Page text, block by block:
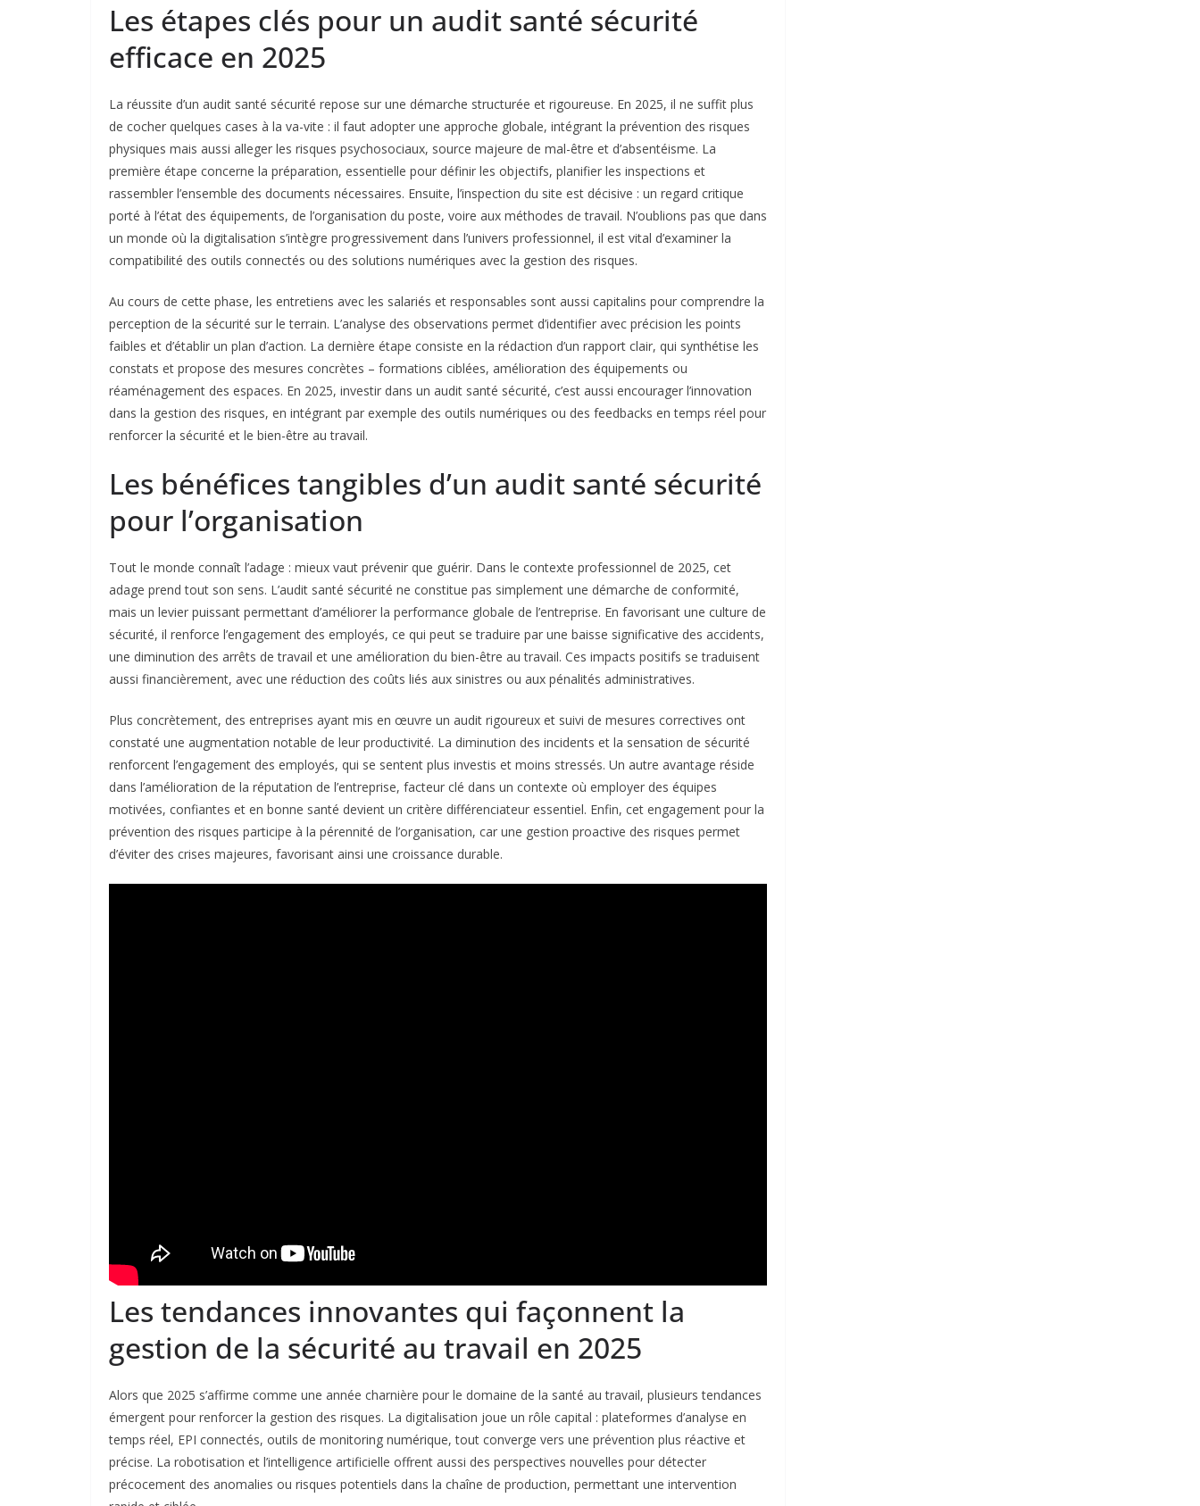
Les étapes clés pour un audit santé sécurité
efficace en 2025
La réussite d’un audit santé sécurité repose sur une démarche structurée et rigoureuse. En 2025, il ne suffit plus
de cocher quelques cases à la va-vite : il faut adopter une approche globale, intégrant la prévention des risques
physiques mais aussi alleger les risques psychosociaux, source majeure de mal-être et d’absentéisme. La
première étape concerne la préparation, essentielle pour définir les objectifs, planifier les inspections et
rassembler l’ensemble des documents nécessaires. Ensuite, l’inspection du site est décisive : un regard critique
porté à l’état des équipements, de l’organisation du poste, voire aux méthodes de travail. N’oublions pas que dans
un monde où la digitalisation s’intègre progressivement dans l’univers professionnel, il est vital d’examiner la
compatibilité des outils connectés ou des solutions numériques avec la gestion des risques.
Au cours de cette phase, les entretiens avec les salariés et responsables sont aussi capitalins pour comprendre la
perception de la sécurité sur le terrain. L’analyse des observations permet d’identifier avec précision les points
faibles et d’établir un plan d’action. La dernière étape consiste en la rédaction d’un rapport clair, qui synthétise les
constats et propose des mesures concrètes – formations ciblées, amélioration des équipements ou
réaménagement des espaces. En 2025, investir dans un audit santé sécurité, c’est aussi encourager l’innovation
dans la gestion des risques, en intégrant par exemple des outils numériques ou des feedbacks en temps réel pour
renforcer la sécurité et le bien-être au travail.
Les bénéfices tangibles d’un audit santé sécurité
pour l’organisation
Tout le monde connaît l’adage : mieux vaut prévenir que guérir. Dans le contexte professionnel de 2025, cet
adage prend tout son sens. L’audit santé sécurité ne constitue pas simplement une démarche de conformité,
mais un levier puissant permettant d’améliorer la performance globale de l’entreprise. En favorisant une culture de
sécurité, il renforce l’engagement des employés, ce qui peut se traduire par une baisse significative des accidents,
une diminution des arrêts de travail et une amélioration du bien-être au travail. Ces impacts positifs se traduisent
aussi financièrement, avec une réduction des coûts liés aux sinistres ou aux pénalités administratives.
Plus concrètement, des entreprises ayant mis en œuvre un audit rigoureux et suivi de mesures correctives ont
constaté une augmentation notable de leur productivité. La diminution des incidents et la sensation de sécurité
renforcent l’engagement des employés, qui se sentent plus investis et moins stressés. Un autre avantage réside
dans l’amélioration de la réputation de l’entreprise, facteur clé dans un contexte où employer des équipes
motivées, confiantes et en bonne santé devient un critère différenciateur essentiel. Enfin, cet engagement pour la
prévention des risques participe à la pérennité de l’organisation, car une gestion proactive des risques permet
d’éviter des crises majeures, favorisant ainsi une croissance durable.
Les tendances innovantes qui façonnent la
gestion de la sécurité au travail en 2025
Alors que 2025 s’affirme comme une année charnière pour le domaine de la santé au travail, plusieurs tendances
émergent pour renforcer la gestion des risques. La digitalisation joue un rôle capital : plateformes d’analyse en
temps réel, EPI connectés, outils de monitoring numérique, tout converge vers une prévention plus réactive et
précise. La robotisation et l’intelligence artificielle offrent aussi des perspectives nouvelles pour détecter
précocement des anomalies ou risques potentiels dans la chaîne de production, permettant une intervention